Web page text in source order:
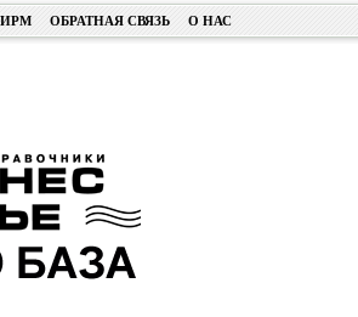
ОБРАТНАЯ СВЯЗЬ О НАС